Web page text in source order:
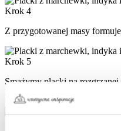
Z przygotowanej masy
Smażymy placki na
Przekładamy do pojemnika na